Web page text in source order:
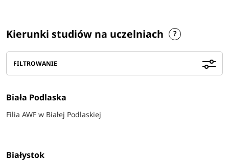
Kierunki studiów na uczelniach
FILTROWANIE
Biała Podlaska
Filia AWF w Białej Podlaskiej
Białystok